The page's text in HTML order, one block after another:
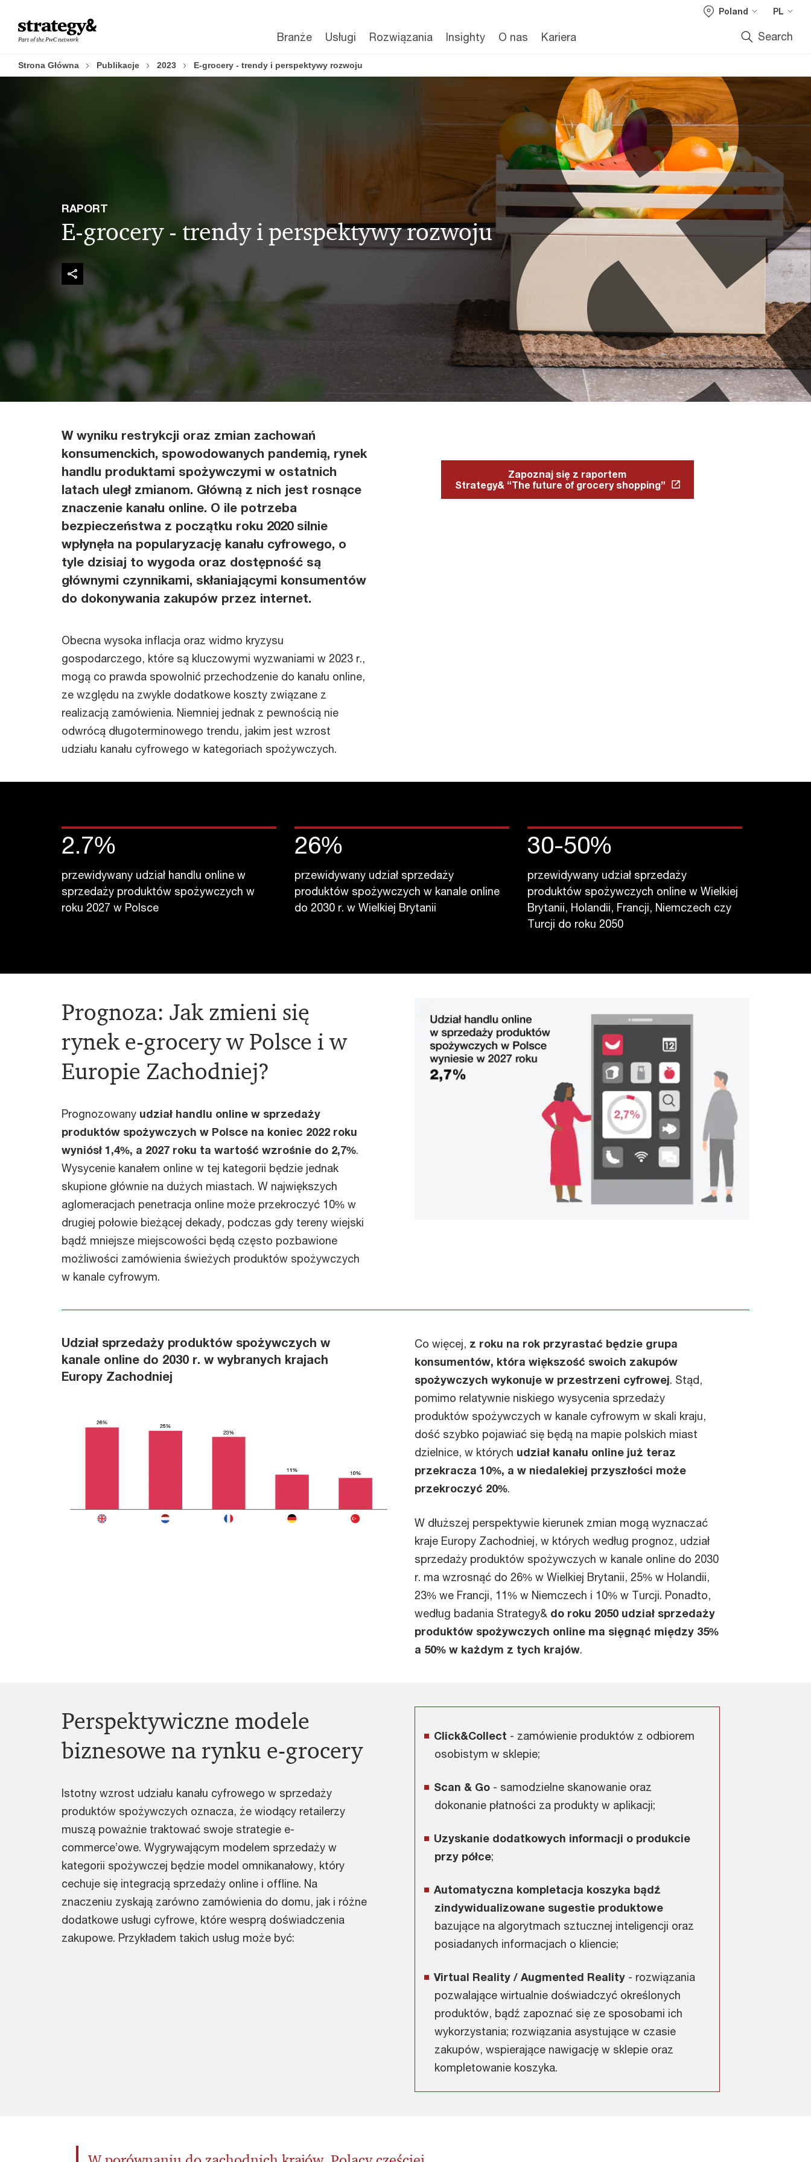
content
footer
Branże Usługi Rozwiązania Insighty O nas Kariera
Poland PL
Search
Strona Główna Publikacje 2023 E-grocery - trendy i perspektywy rozwoju
E-grocery - trendy i perspektywy rozwoju
RAPORT
W wyniku restrykcji oraz zmian zachowań
konsumenckich, spowodowanych pandemią, rynek
handlu produktami spożywczymi w ostatnich
latach uległ zmianom. Główną z nich jest rosnące
znaczenie kanału online. O ile potrzeba
bezpieczeństwa z początku roku 2020 silnie
wpłynęła na popularyzację kanału cyfrowego, o
tyle dzisiaj to wygoda oraz dostępność są
głównymi czynnikami, skłaniającymi konsumentów
do dokonywania zakupów przez internet.
Obecna wysoka inflacja oraz widmo kryzysu
gospodarczego, które są kluczowymi wyzwaniami w 2023 r.,
mogą co prawda spowolnić przechodzenie do kanału online,
ze względu na zwykle dodatkowe koszty związane z
realizacją zamówienia. Niemniej jednak z pewnością nie
odwrócą długoterminowego trendu, jakim jest wzrost
udziału kanału cyfrowego w kategoriach spożywczych.
Zapoznaj się z raportem
Strategy& “The future of grocery shopping”
2.7%
przewidywany udział handlu online w
sprzedaży produktów spożywczych w
roku 2027 w Polsce
26%
przewidywany udział sprzedaży
produktów spożywczych w kanale online
do 2030 r. w Wielkiej Brytanii
30-50%
przewidywany udział sprzedaży
produktów spożywczych online w Wielkiej
Brytanii, Holandii, Francji, Niemczech czy
Turcji do roku 2050
Prognoza: Jak zmieni się
rynek e-grocery w Polsce i w
Europie Zachodniej?
Prognozowany udział handlu online w sprzedaży
produktów spożywczych w Polsce na koniec 2022 roku
wyniósł 1,4%, a 2027 roku ta wartość wzrośnie do 2,7%.
Wysycenie kanałem online w tej kategorii będzie jednak
skupione głównie na dużych miastach. W największych
aglomeracjach penetracja online może przekroczyć 10% w
drugiej połowie bieżącej dekady, podczas gdy tereny wiejski
bądź mniejsze miejscowości będą często pozbawione
możliwości zamówienia świeżych produktów spożywczych
w kanale cyfrowym.
Udział sprzedaży produktów spożywczych w
kanale online do 2030 r. w wybranych krajach
Europy Zachodniej
Co więcej, z roku na rok przyrastać będzie grupa
konsumentów, która większość swoich zakupów
spożywczych wykonuje w przestrzeni cyfrowej. Stąd,
pomimo relatywnie niskiego wysycenia sprzedaży
produktów spożywczych w kanale cyfrowym w skali kraju,
dość szybko pojawiać się będą na mapie polskich miast
dzielnice, w których udział kanału online już teraz
przekracza 10%, a w niedalekiej przyszłości może
przekroczyć 20%.
W dłuższej perspektywie kierunek zmian mogą wyznaczać
kraje Europy Zachodniej, w których według prognoz, udział
sprzedaży produktów spożywczych w kanale online do 2030
r. ma wzrosnąć do 26% w Wielkiej Brytanii, 25% w Holandii,
23% we Francji, 11% w Niemczech i 10% w Turcji. Ponadto,
według badania Strategy& do roku 2050 udział sprzedaży
produktów spożywczych online ma sięgnąć między 35%
a 50% w każdym z tych krajów.
Perspektywiczne modele
biznesowe na rynku e-grocery
Istotny wzrost udziału kanału cyfrowego w sprzedaży
produktów spożywczych oznacza, że wiodący retailerzy
muszą poważnie traktować swoje strategie e-
commerce’owe. Wygrywającym modelem sprzedaży w
kategorii spożywczej będzie model omnikanałowy, który
cechuje się integracją sprzedaży online i offline. Na
znaczeniu zyskają zarówno zamówienia do domu, jak i różne
dodatkowe usługi cyfrowe, które wesprą doświadczenia
zakupowe. Przykładem takich usług może być:
Click&Collect - zamówienie produktów z odbiorem
osobistym w sklepie;
Scan & Go - samodzielne skanowanie oraz
dokonanie płatności za produkty w aplikacji;
Uzyskanie dodatkowych informacji o produkcie
przy półce;
Automatyczna kompletacja koszyka bądź
zindywidualizowane sugestie produktowe
bazujące na algorytmach sztucznej inteligencji oraz
posiadanych informacjach o kliencie;
Virtual Reality / Augmented Reality - rozwiązania
pozwalające wirtualnie doświadczyć określonych
produktów, bądź zapoznać się ze sposobami ich
wykorzystania; rozwiązania asystujące w czasie
zakupów, wspierające nawigację w sklepie oraz
kompletowanie koszyka.